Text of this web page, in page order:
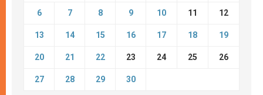
6 7 8 9 10 11 12
13 14 15 16 17 18 19
20 21 22 23 24 25 26
27 28 29 30